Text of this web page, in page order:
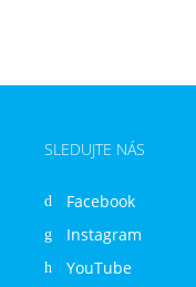
SLEDUJTE NÁS
Facebook
Instagram
YouTube